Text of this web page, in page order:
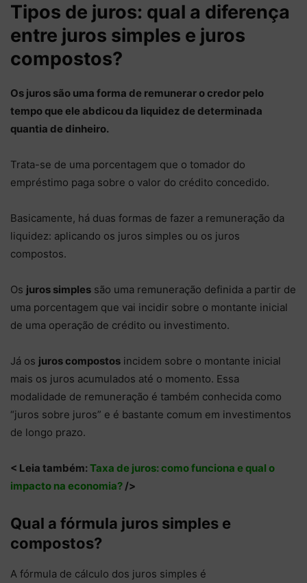
Tipos de juros: qual a diferença
entre juros simples e juros
compostos?
Os juros são uma forma de remunerar o credor pelo
tempo que ele abdicou da liquidez de determinada
quantia de dinheiro.
Trata-se de uma porcentagem que o tomador do
empréstimo paga sobre o valor do crédito concedido.
Basicamente, há duas formas de fazer a remuneração da
liquidez: aplicando os juros simples ou os juros
compostos.
Os juros simples são uma remuneração definida a partir de
uma porcentagem que vai incidir sobre o montante inicial
de uma operação de crédito ou investimento.
Já os juros compostos incidem sobre o montante inicial
mais os juros acumulados até o momento. Essa
modalidade de remuneração é também conhecida como
“juros sobre juros” e é bastante comum em investimentos
de longo prazo.
< Leia também: ​​ Taxa de juros: como funciona e qual o
impacto na economia? />
Qual a fórmula juros simples e
compostos?
A fórmula de cálculo dos juros simples é